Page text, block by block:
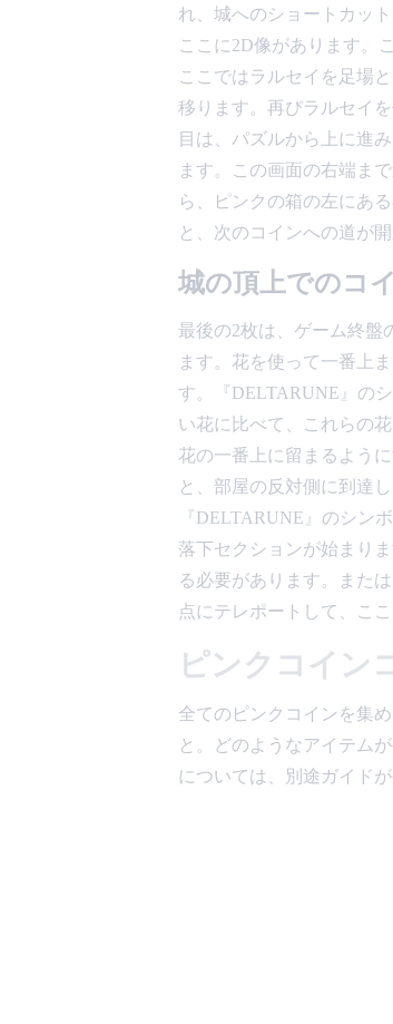
れ、城へのショートカッ
ここに2D像があります。
ここではラルセイを足場
移ります。再びラルセイ
目は、パズルから上に進
ます。この画面の右端ま
ら、ピンクの箱の左にあ
と、次のコインへの道が開
城の頂上でのコ
最後の2枚は、ゲーム終盤
ます。花を使って一番上
す。『DELTARUNE』の
い花に比べて、これらの
花の一番上に留まるよう
と、部屋の反対側に到達
『DELTARUNE』のシン
落下セクションが始まり
る必要があります。また
点にテレポートして、こ
ピンクコイン
全てのピンクコインを集
と。どのようなアイテム
については、別途ガイド